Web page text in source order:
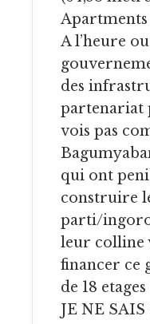
A l’heure
des
partenariat
vois pas
qui ont
construire
parti/ingoro
leur colline
financer ce
de 18
JE NE